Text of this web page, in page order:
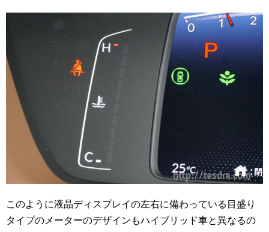
このように液晶ディスプレイの左右に備わっている目盛り
タイプのメーターのデザインもハイブリッド車と異なるの